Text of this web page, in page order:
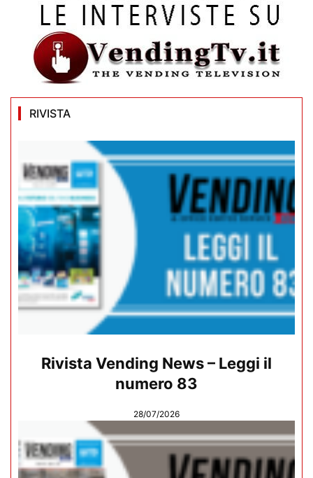
RIVISTA
Rivista Vending News – Leggi il
numero 83
28/07/2026